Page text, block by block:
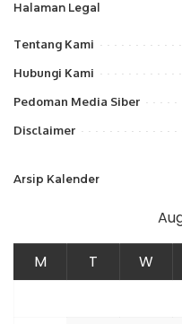
Halaman Legal
Tentang Kami
Hubungi Kami
Pedoman Media Siber
Disclaimer
Arsip Kalender
M T W